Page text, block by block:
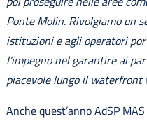
Ponte Molin. Rivolgiamo un
istituzioni e agli operatori
l’impegno nel garantire ai
piacevole lungo il waterfront
Anche quest’anno AdSP